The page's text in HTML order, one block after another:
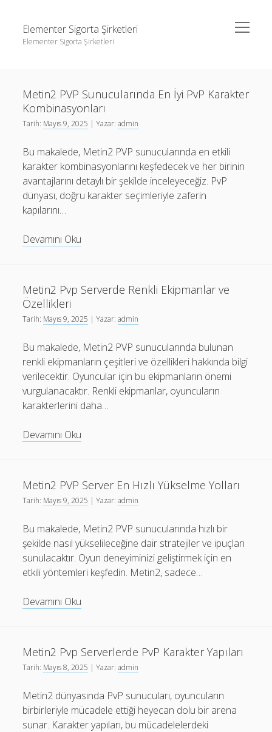
Elementer Sigorta Şirketleri
Elementer Sigorta Şirketleri
menüyü
aç
Instagram Beğeni Çoğaltma
Sayfa Listesi
gizli hesap hikaye indirme
Liste
Retweet Yükseltme Bedava
Sayfa Listesi
Elementer
Sigorta
Şirketleri
Metin2 PVP Sunucularında En İyi PvP Karakter
Kombinasyonları
Tarih: Mayıs 9, 2025 | Yazar:admin
Bu makalede, Metin2 PVP sunucularında en etkili
karakter kombinasyonlarını keşfedecek ve her birinin
avantajlarını detaylı bir şekilde inceleyeceğiz. PvP
dünyası, doğru karakter seçimleriyle zaferin
kapılarını…
Devamını Oku
İyi
Karakter
Kombinasyonları
Metin2 Pvp Serverde Renkli Ekipmanlar ve
Özellikleri
Tarih: Mayıs 9, 2025 | Yazar:admin
Bu makalede, Metin2 PVP sunucularında bulunan
renkli ekipmanların çeşitleri ve özellikleri hakkında bilgi
verilecektir. Oyuncular için bu ekipmanların önemi
vurgulanacaktır. Renkli ekipmanlar, oyuncuların
karakterlerini daha…
Devamını Oku
Ekipmanlar
ve
Metin2 PVP Server En Hızlı Yükselme Yolları
Tarih: Mayıs 9, 2025 | Yazar:admin
Bu makalede, Metin2 PVP sunucularında hızlı bir
şekilde nasıl yükselileceğine dair stratejiler ve ipuçları
sunulacaktır. Oyun deneyiminizi geliştirmek için en
etkili yöntemleri keşfedin. Metin2, sadece…
Devamını Oku
Hızlı
Yükselme
Metin2 Pvp Serverlerde PvP Karakter Yapıları
Tarih: Mayıs 8, 2025 | Yazar:admin
Metin2 dünyasında PvP sunucuları, oyuncuların
birbirleriyle mücadele ettiği heyecan dolu bir arena
sunar. Karakter yapıları, bu mücadelelerdeki